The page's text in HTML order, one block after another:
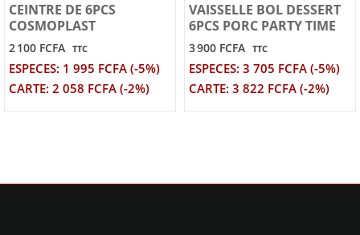
CEINTRE DE 6PCS
COSMOPLAST
2 100 FCFA TTC
ESPECES: 1 995 FCFA (-5%)
CARTE: 2 058 FCFA (-2%)
VAISSELLE BOL DESSERT
6PCS PORC PARTY TIME
3 900 FCFA TTC
ESPECES: 3 705 FCFA (-5%)
CARTE: 3 822 FCFA (-2%)